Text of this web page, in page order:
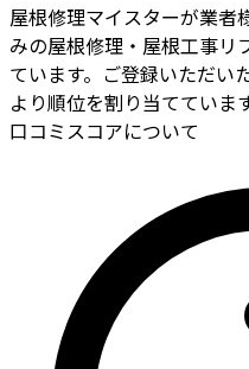
屋根修理マイスターが業者
みの屋根修理・屋根工事リ
ています。ご登録いただい
より順位を割り当てています
口コミスコアについて